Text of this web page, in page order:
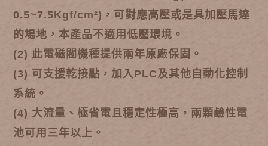
0.5~7.5Kgf/cm²)，可對應高壓或是具加壓馬達
的場地，本產品不適用低壓環境。
(2) 此電磁閥機種提供兩年原廠保固。
(3) 可支援乾接點，加入PLC及其他自動化控制
系統。
(4) 大流量、極省電且穩定性極高，兩顆鹼性電
池可用三年以上。